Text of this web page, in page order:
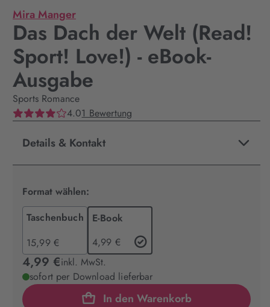
Mira Manger
Das Dach der Welt (Read!
Sport! Love!) - eBook-
Ausgabe
Sports Romance
4.01 Bewertung
Details & Kontakt
Format wählen:
Taschenbuch
15,99 €
E-Book
4,99 €
4,99 €inkl. MwSt.
sofort per Download lieferbar
In den Warenkorb